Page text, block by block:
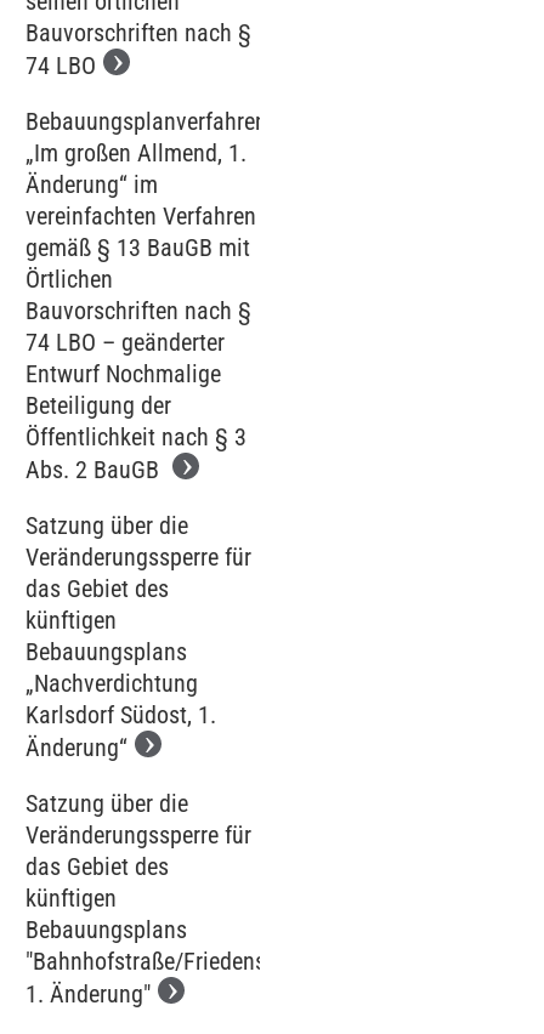
Bauvorschriften nach §
74 LBO
Bebauungsplanverfahren
„Im großen Allmend, 1.
Änderung“ im
vereinfachten Verfahren
gemäß § 13 BauGB mit
Örtlichen
Bauvorschriften nach §
74 LBO – geänderter
Entwurf Nochmalige
Beteiligung der
Öffentlichkeit nach § 3
Abs. 2 BauGB
Satzung über die
Veränderungssperre für
das Gebiet des
künftigen
Bebauungsplans
„Nachverdichtung
Karlsdorf Südost, 1.
Änderung“
Satzung über die
Veränderungssperre für
das Gebiet des
künftigen
Bebauungsplans
"Bahnhofstraße/Friedenstraße,
1. Änderung"